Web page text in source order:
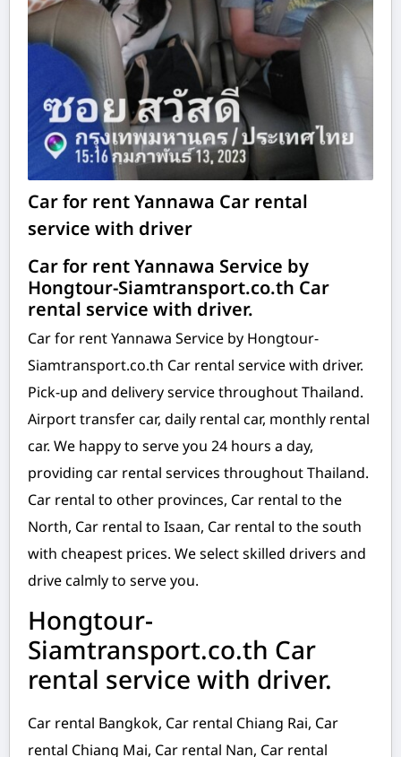
Car for rent Yannawa Car rental
service with driver
Car for rent Yannawa Service by
Hongtour-Siamtransport.co.th Car
rental service with driver.
Car for rent Yannawa Service by Hongtour-
Siamtransport.co.th Car rental service with driver.
Pick-up and delivery service throughout Thailand.
Airport transfer car, daily rental car, monthly rental
car. We happy to serve you 24 hours a day,
providing car rental services throughout Thailand.
Car rental to other provinces, Car rental to the
North, Car rental to Isaan, Car rental to the south
with cheapest prices. We select skilled drivers and
drive calmly to serve you.
Hongtour-
Siamtransport.co.th Car
rental service with driver.
Car rental Bangkok, Car rental Chiang Rai, Car
rental Chiang Mai, Car rental Nan, Car rental